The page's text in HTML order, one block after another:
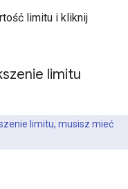
limitu i kliknij
limitu
limitu, musisz mieć